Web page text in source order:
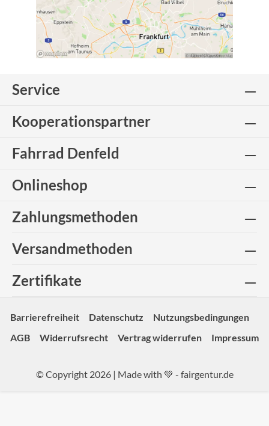
Service
Kooperationspartner
Fahrrad Denfeld
Onlineshop
Zahlungsmethoden
Versandmethoden
Zertifikate
Barrierefreiheit Datenschutz
Nutzungsbedingungen
AGB
Widerrufsrecht Vertrag widerrufen Impressum
© Copyright 2026 | Made with 💚 - fairgentur.de